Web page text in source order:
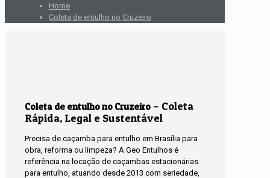
Home
Coleta de entulho no Cruzeiro
Coleta de entulho no Cruzeiro – Coleta
Rápida, Legal e Sustentável
Precisa de caçamba para entulho em Brasília para
obra, reforma ou limpeza? A Geo Entulhos é
referência na locação de caçambas estacionárias
para entulho, atuando desde 2013 com seriedade,